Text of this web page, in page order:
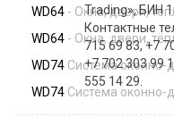
WD64 - Окна, двери,
WD64 - Окна, двери,
WD74 Система оконно-
WD74 Система оконно-
Trading», БИН
Контактные
715 69 83, +7
+7 702 303 99
555 14 29.